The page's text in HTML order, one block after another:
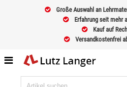
Große Auswahl an
Erfahrung seit mehr
Kauf auf
Versandkostenfrei